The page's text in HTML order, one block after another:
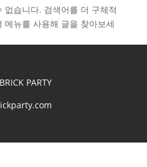
없습니다. 검색어를 더 구체적
메뉴를 사용해 글을 찾아보세
PARTY